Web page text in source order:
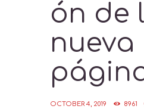
ón de
nueva
OCTOBER 4, 2019 8961